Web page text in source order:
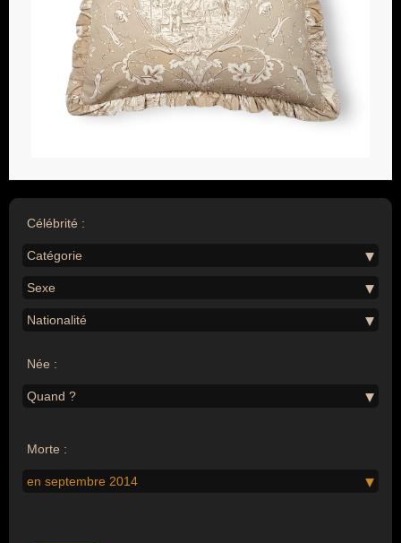
Célébrité :
Catégorie
Sexe
Nationalité
Née :
Quand ?
Morte :
en septembre 2014